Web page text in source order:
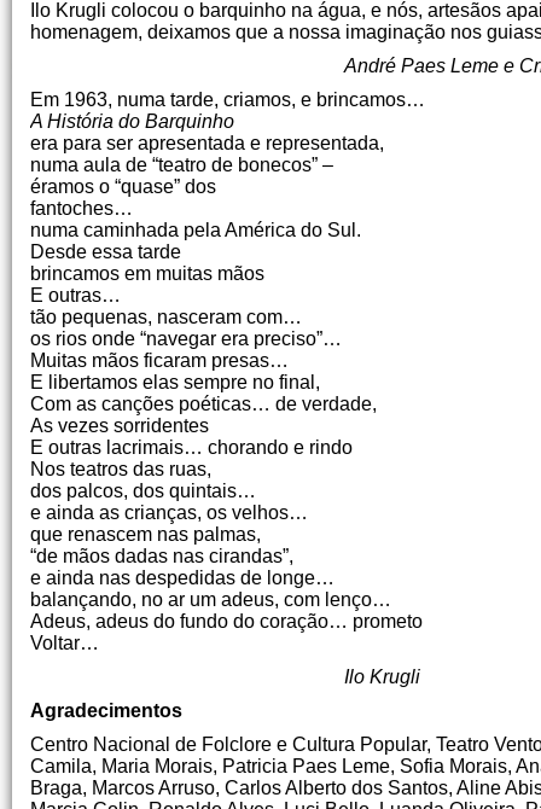
Ilo Krugli colocou o barquinho na água, e nós, artesãos
homenagem, deixamos que a nossa imaginação nos
André Paes Leme e
Em 1963, numa tarde, criamos, e brincamos…
A História do Barquinho
era para ser apresentada e representada,
numa aula de “teatro de bonecos” –
éramos o “quase” dos
fantoches…
numa caminhada pela América do Sul.
Desde essa tarde
brincamos em muitas mãos
E outras…
tão pequenas, nasceram com…
os rios onde “navegar era preciso”…
Muitas mãos ficaram presas…
E libertamos elas sempre no final,
Com as canções poéticas… de verdade,
As vezes sorridentes
E outras lacrimais… chorando e rindo
Nos teatros das ruas,
dos palcos, dos quintais…
e ainda as crianças, os velhos…
que renascem nas palmas,
“de mãos dadas nas cirandas”,
e ainda nas despedidas de longe…
balançando, no ar um adeus, com lenço…
Adeus, adeus do fundo do coração… prometo
Voltar…
Ilo Krugli
Agradecimentos
Centro Nacional de Folclore e Cultura Popular, Teatro
Camila, Maria Morais, Patricia Paes Leme, Sofia Morais,
Braga, Marcos Arruso, Carlos Alberto dos Santos, Aline